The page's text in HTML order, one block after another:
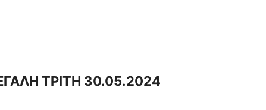
ΤΡΙΤΗ 30.05.2024